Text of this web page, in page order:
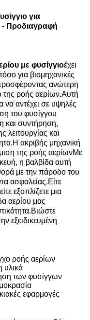
για
- Προδιαγραφή
με φυσίγγιοέχει
για βιομηχανικές
ανώτερη
της ροής αερίων.Αυτή
να αντέχει σε υψηλές
του φυσίγγου
και συντήρηση,
λειτουργίας και
ακριβής μηχανική
της ροής αερίωνΜε
η βαλβίδα αυτή
με την πάροδο του
ασφαλείας.Είτε
εξοπλίζετε μια
αερίου μας
εξειδικευμένη
ροής αερίων
υλικά
των φυσίγγων
εφαρμογές